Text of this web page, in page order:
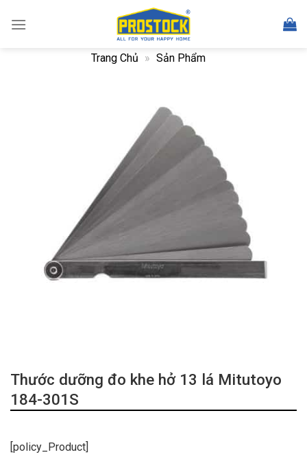
Trang Chủ » Sản Phẩm
Thước dưỡng đo khe hở 13 lá Mitutoyo
184-301S
[policy_Product]